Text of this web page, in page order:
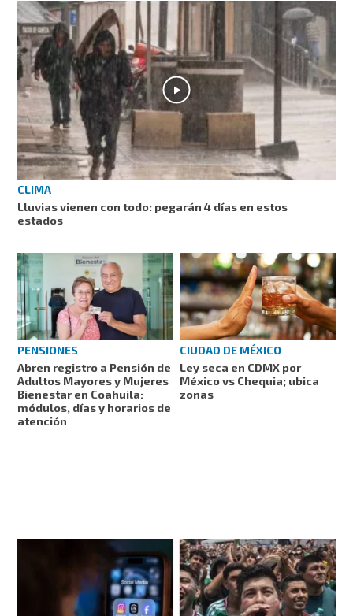
CLIMA
Lluvias vienen con todo: pegarán 4 días en estos
estados
PENSIONES
Abren registro a Pensión de
Adultos Mayores y Mujeres
Bienestar en Coahuila:
módulos, días y horarios de
atención
CIUDAD DE MÉXICO
Ley seca en CDMX por
México vs Chequia; ubica
zonas